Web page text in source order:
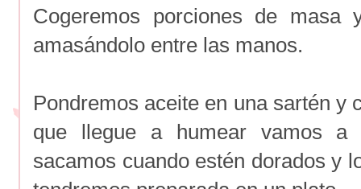
Cogeremos porciones de masa
amasándolo entre las manos.
Pondremos aceite en una sartén y
que llegue a humear vamos
sacamos cuando estén dorados y